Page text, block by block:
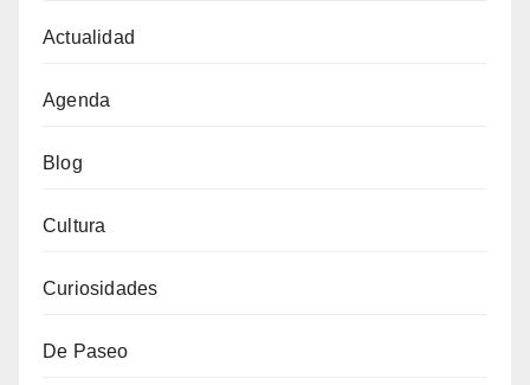
Actualidad
Agenda
Blog
Cultura
Curiosidades
De Paseo